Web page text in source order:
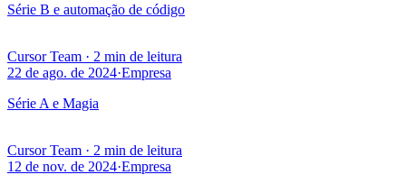
Série B e automação de código
Cursor Team · 2 min de leitura
22 de ago. de 2024·Empresa
Série A e Magia
Cursor Team · 2 min de leitura
12 de nov. de 2024·Empresa